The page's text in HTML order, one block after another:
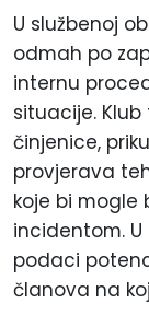
U službenoj
odmah po
internu
situacije.
činjenice,
provjerava
koje bi mogle
incidentom.
podaci
članova na